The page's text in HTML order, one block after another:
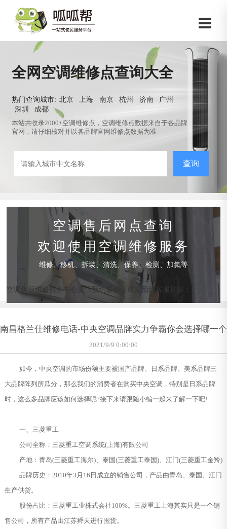
全网空调维修点查询大全
热门查询城市: 北京 上海 南京 杭州 济南
广州
深圳
成都
本站共收录2000+空调维修点，空调维修点数据来自于各品牌
官网，请仔细核对并以各品牌官网维修点数据为准
查询
空调售后网点查询
欢迎使用空调维修服务
维修、移机、拆装、清洗、保养、检测、加氟等
空调售后维修服务中心提供预约服务，如需预约客服直拨：
南昌格兰仕维修电话-中央空调品牌实力争霸你会选择哪一个
2021/9/9 0:00:00
如今，中央空调的市场份额主要被国产品牌、日系品牌、美系品牌三
大品牌阵列所瓜分，那么我们的消费者在购买中央空调，特别是日系品牌
时，这么多品牌应该如何选择呢?接下来请跟随小编一起来了解一下吧!
一、三菱重工
公司全称：三菱重工空调系统(上海)有限公司
产地：青岛(三菱重工海尔)、泰国(三菱重工泰国)、江门(三菱重工金羚)
品牌历史：2010年3月16日成立的销售公司，产品由青岛、泰国、江门
生产供货。
股份占比：三菱重工业株式会社100%。三菱重工上海其实只是一个销
售公司，所有产品由江苏舜天进行囤货。